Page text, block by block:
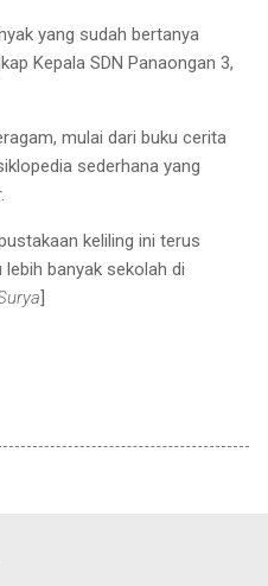
yang sudah bertanya
Kepala SDN Panaongan 3,
mulai dari buku cerita
sederhana yang
keliling ini terus
banyak sekolah di
]